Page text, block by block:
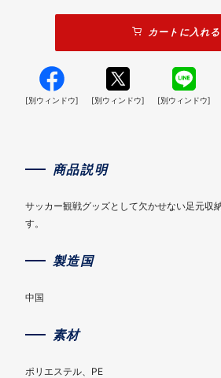
カートに入れる
[別ウィンドウ] [別ウィンドウ] [別ウィンドウ]
商品説明
サッカー観戦グッズとして欠かせない足元収
す。
製造国
中国
素材
ポリエステル、PE